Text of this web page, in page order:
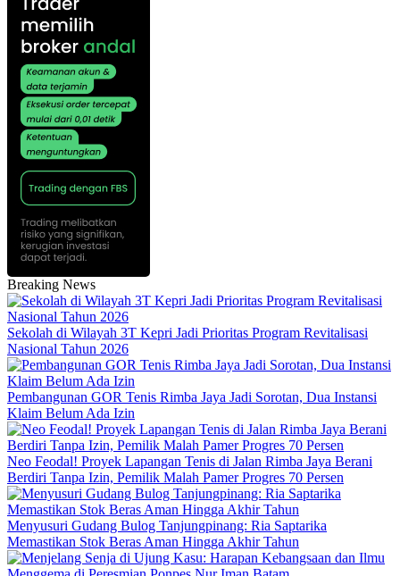
Breaking News
Sekolah di Wilayah 3T Kepri Jadi Prioritas Program Revitalisasi
Nasional Tahun 2026
Pembangunan GOR Tenis Rimba Jaya Jadi Sorotan, Dua Instansi
Klaim Belum Ada Izin
Neo Feodal! Proyek Lapangan Tenis di Jalan Rimba Jaya Berani
Berdiri Tanpa Izin, Pemilik Malah Pamer Progres 70 Persen
Menyusuri Gudang Bulog Tanjungpinang: Ria Saptarika
Memastikan Stok Beras Aman Hingga Akhir Tahun